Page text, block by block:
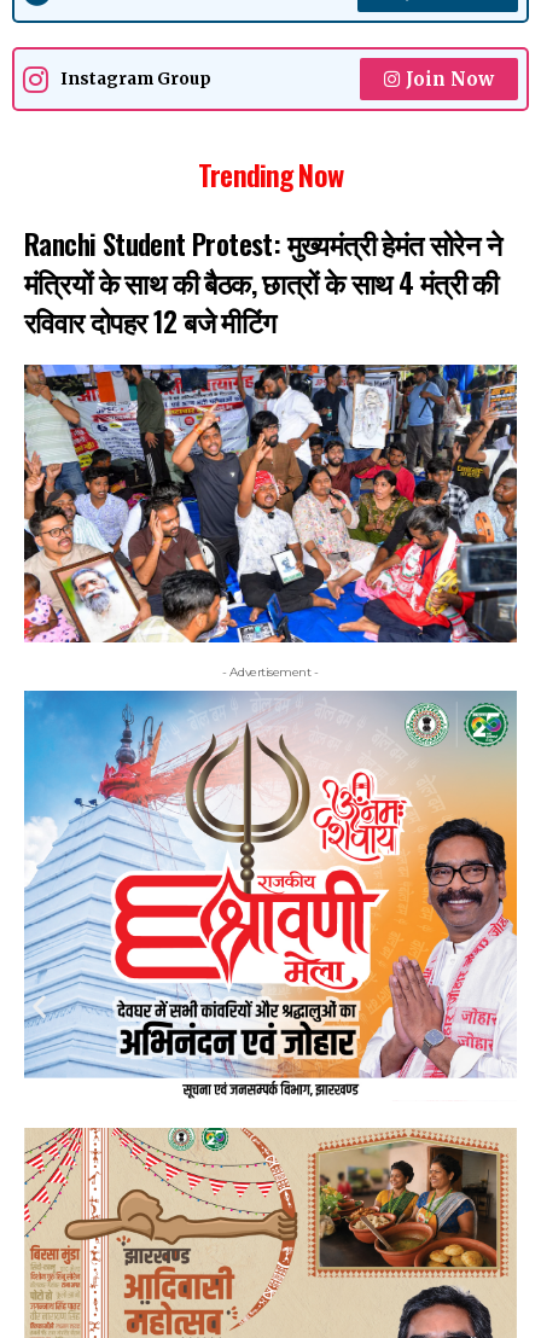
Instagram Group Join Now
Trending Now
Ranchi Student Protest: मुख्यमंत्री हेमंत सोरेन ने
मंत्रियों के साथ की बैठक, छात्रों के साथ 4 मंत्री की
रविवार दोपहर 12 बजे मीटिंग
- Advertisement -